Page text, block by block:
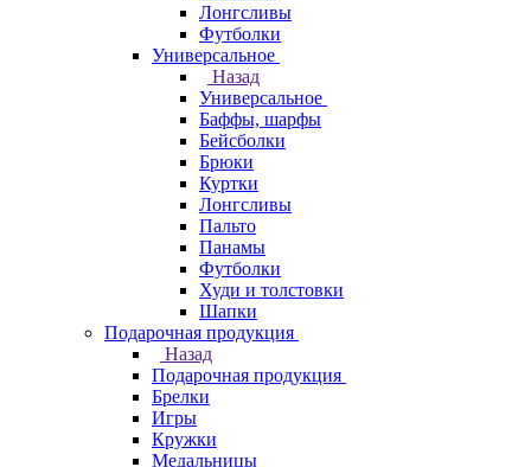
Лонгсливы
Футболки
Универсальное
Назад
Универсальное
Баффы, шарфы
Бейсболки
Брюки
Куртки
Лонгсливы
Пальто
Панамы
Футболки
Худи и толстовки
Шапки
Подарочная продукция
Назад
Подарочная продукция
Брелки
Игры
Кружки
Медальницы